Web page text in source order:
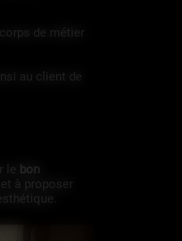
de métier
au client de
le bon
à proposer